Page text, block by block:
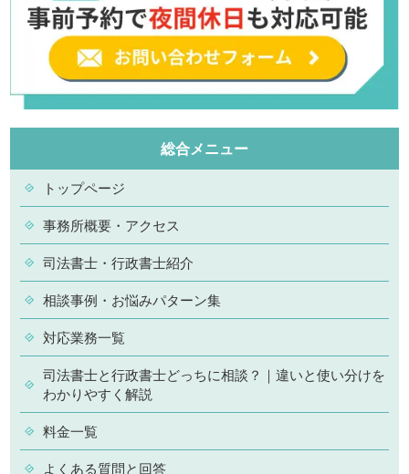
総合メニュー
トップページ
事務所概要・アクセス
司法書士・行政書士紹介
相談事例・お悩みパターン集
対応業務一覧
司法書士と行政書士どっちに相談？｜違いと使い分けを
わかりやすく解説
料金一覧
よくある質問と回答